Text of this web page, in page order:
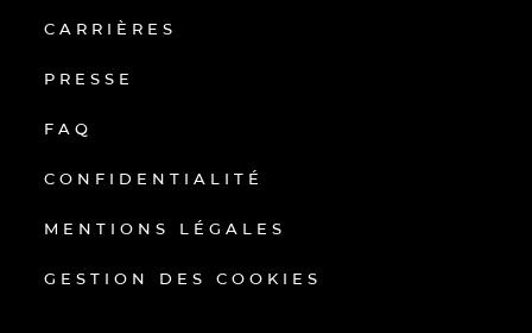
CARRIÈRES
PRESSE
FAQ
CONFIDENTIALITÉ
MENTIONS LÉGALES
GESTION DES COOKIES